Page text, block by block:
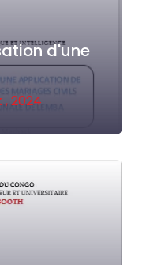
d'une
,2024